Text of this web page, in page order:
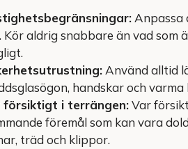
Anpassa
Kör aldrig snabbare än vad som
Använd alltid
handskar och
försiktigt i terrängen:Var
föremål som kan vara
träd och klippor.